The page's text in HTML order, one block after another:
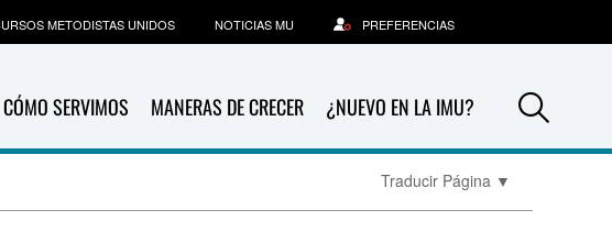
CÓMO SERVIMOS MANERAS DE CRECER ¿NUEVO EN LA IMU?
METODISTAS UNIDOS NOTICIAS MU PREFERENCIAS
Traducir Página ▼